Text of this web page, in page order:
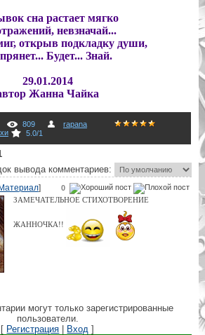
сна растает мягко
невзначай...
открыв подкладку души,
Будет... Знай.
29.01.2014
Жанна Чайка
809
rapana
5.0/1
вывода комментариев:
0
]
ЗАМЕЧАТЕЛЬНОЕ СТИХОТВОРЕНИЕ
ЖАННОЧКА!!
могут только зарегистрированные
пользователи.
[ Регистрация | Вход ]